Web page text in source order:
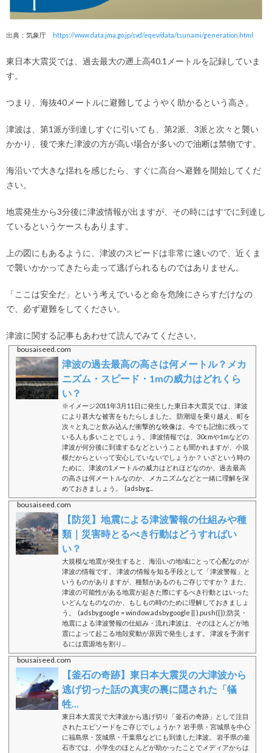
出典：気象庁 https://www.data.jma.go.jp/svd/eqev/data/tsunami/generation.html
東日本大震災では、過去最大の遡上高40.1メートルを記録していま
す。
つまり、海抜40メートルに避難してようやく助かるという高さ。
津波は、第1派が到達しすぐに引いても、第2派、3派と次々と襲い
かかり、後で来た津波の方が高い場合が多いので油断は禁物です。
海沿いで大きな揺れを感じたら、すぐに高台へ避難を開始してくだ
さい。
地震発生から3分後に津波情報が出ますが、その時にはすでに到達し
ているというケースもあります。
上の図にもあるように、津波のスピードは非常に速いので、近くま
で襲いかかってきたら走って逃げられるものではありません。
「ここは安全だ」という考えでいると命を危険にさらすだけなの
で、必ず避難をしてください。
津波に関する記事もあわせて読んでみてください。
bousaiseed.com
津波の過去最高の高さは何メートル？メカ
ニズム・スピード・1mの威力はどれくら
い？
※イメージ2011年3月11日に発生した東日本大震災では、津波
により甚大な被害をもたらしました。 防潮堤を乗り越え、町を
次々と丸ごと飲み込んだ衝撃的な映像は、今でも記憶に残って
いる人も多いことでしょう。 津波情報では、30cmや1mなどの
津波が何分後に到達するなどということも聞かれますが、小規
模だからといって安心していないでしょうか？ いざという時の
ために、津波の1メートルの威力はどれほどなのか、過去最高
の高さは何メートルなのか、メカニズムなどと一緒に理解を深
めておきましょう。 (adsbyg...
bousaiseed.com
【防災】地震による津波警報の仕組みや種
類｜災害時とるべき行動はどうすればい
い？
大規模な地震が発生すると、海沿いの地域にとって心配なのが
津波の情報です。 津波の情報を知る手段として「津波警報」と
いうものがありますが、種類があるのもご存じですか？ また、
津波の可能性がある地震が起きた際にするべき行動とはいった
いどんなものなのか、もしもの時のために理解しておきましょ
う。 (adsbygoogle = window.adsbygoogle || ).push({});防災・
地震による津波警報の仕組み・流れ津波は、そのほとんどが地
震によって起こる地殻変動が原因で発生します。 津波を予測す
るには震源地を割り...
bousaiseed.com
【釜石の奇跡】東日本大震災の大津波から
逃げ切った話の真実の裏に隠された「犠
牲...
東日本大震災で大津波から逃げ切り「釜石の奇跡」として注目
されたエピソードをご存じでしょうか？ 岩手県・宮城県を中心
に福島県・茨城県・千葉県などにも到達した津波。 岩手県の釜
石市では、小学生のほとんどが助かったことでメディアからは